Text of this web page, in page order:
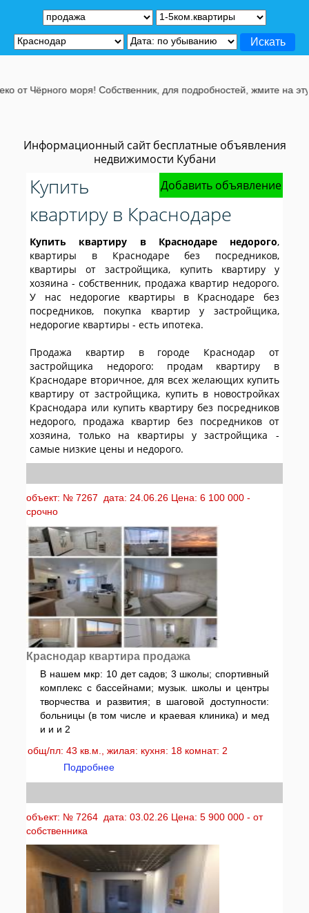
Информационный сайт бесплатные объявления
недвижимости Кубани
Добавить объявление
Купить
квартиру в Краснодаре
Купить квартиру в Краснодаре недорого,
квартиры в Краснодаре без посредников,
квартиры от застройщика, купить квартиру у
хозяина - собственник, продажа квартир недорого.
У нас недорогие квартиры в Краснодаре без
посредников, покупка квартир у застройщика,
недорогие квартиры - есть ипотека.
Продажа квартир в городе Краснодар от
застройщика недорого: продам квартиру в
Краснодаре вторичное, для всех желающих купить
квартиру от застройщика, купить в новостройках
Краснодара или купить квартиру без посредников
недорого, продажа квартир без посредников от
хозяина, только на квартиры у застройщика -
самые низкие цены и недорого.
объект: № 7267 дата: 24.06.26 Цена: 6 100 000 -
срочно
Краснодар квартира продажа
В нашем мкр: 10 дет садов; 3 школы; спортивный
комплекс с бассейнами; музык. школы и центры
творчества и развития; в шаговой доступности:
больницы (в том числе и краевая клиника) и мед
и и и 2
общ/пл: 43 кв.м., жилая: кухня: 18 комнат: 2
Подробнее
объект: № 7264 дата: 03.02.26 Цена: 5 900 000 - от
собственника
Собственник, для подробностей, жмите на эту строчу.